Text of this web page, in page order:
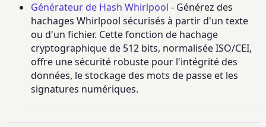
Générateur de Hash Whirlpool - Générez des
hachages Whirlpool sécurisés à partir d'un texte
ou d'un fichier. Cette fonction de hachage
cryptographique de 512 bits, normalisée ISO/CEI,
offre une sécurité robuste pour l'intégrité des
données, le stockage des mots de passe et les
signatures numériques.